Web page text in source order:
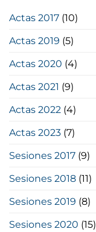
Actas 2017 (10)
Actas 2019 (5)
Actas 2020 (4)
Actas 2021 (9)
Actas 2022 (4)
Actas 2023 (7)
Sesiones 2017 (9)
Sesiones 2018 (11)
Sesiones 2019 (8)
Sesiones 2020 (15)